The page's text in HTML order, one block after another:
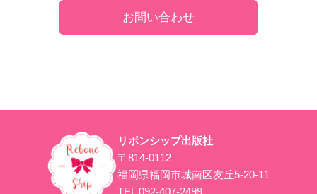
お問い合わせ
リボンシップ出版社
〒814-0112
福岡県福岡市城南区友丘5-20-11